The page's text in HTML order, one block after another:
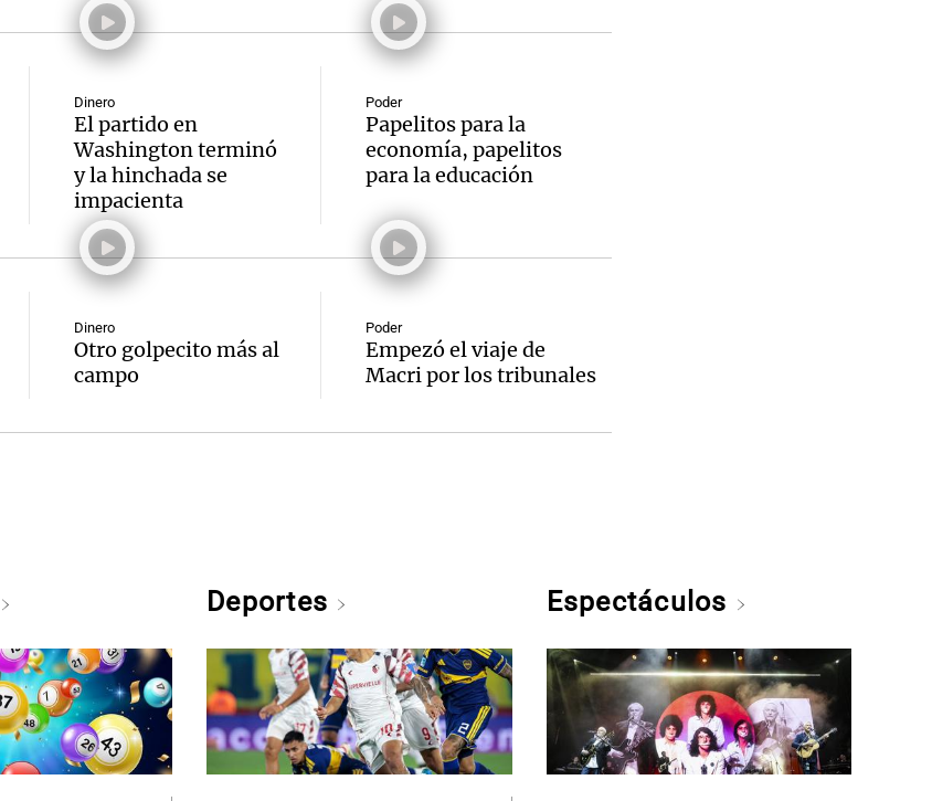
Dinero
El partido en
Washington terminó
y la hinchada se
impacienta
Poder
Papelitos para la
economía, papelitos
para la educación
Dinero
Otro golpecito más al
campo
Poder
Empezó el viaje de
Macri por los tribunales
Deportes Espectáculos